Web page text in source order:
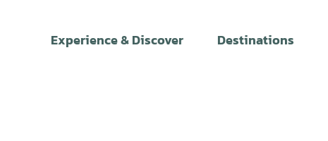
Experience & Discover Destinations